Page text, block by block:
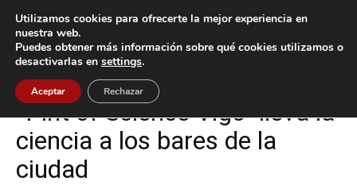
Inicio Cultura / Ocio
Cultura / Ocio Vigo
“Pint of Science Vigo” lleva la
ciencia a los bares de la
ciudad
Utilizamos cookies para ofrecerte la mejor experiencia en
nuestra web.
Puedes obtener más información sobre qué cookies utilizamos o
desactivarlas en settings.
Aceptar Rechazar